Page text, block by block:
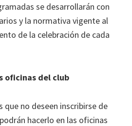
se desarrollarán con
y la normativa vigente al
de la celebración de cada
oficinas del club
que no deseen inscribirse de
hacerlo en las oficinas